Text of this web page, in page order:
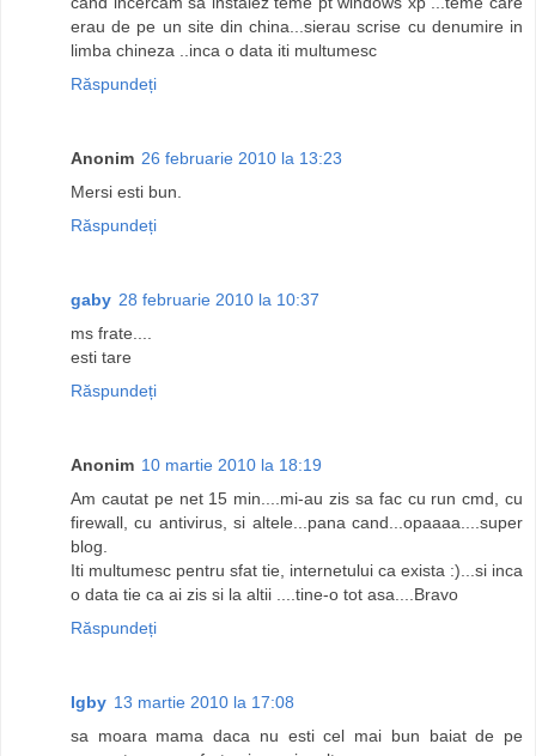
erau de pe un site din china...sierau scrise cu denumire in
limba chineza ..inca o data iti multumesc
Răspundeți
Anonim 26 februarie 2010 la 13:23
Mersi esti bun.
Răspundeți
gaby 28 februarie 2010 la 10:37
ms frate....
esti tare
Răspundeți
Anonim 10 martie 2010 la 18:19
Am cautat pe net 15 min....mi-au zis sa fac cu run cmd, cu
firewall, cu antivirus, si altele...pana cand...opaaaa....super
blog.
Iti multumesc pentru sfat tie, internetului ca exista :)...si inca
o data tie ca ai zis si la altii ....tine-o tot asa....Bravo
Răspundeți
Igby 13 martie 2010 la 17:08
sa moara mama daca nu esti cel mai bun baiat de pe